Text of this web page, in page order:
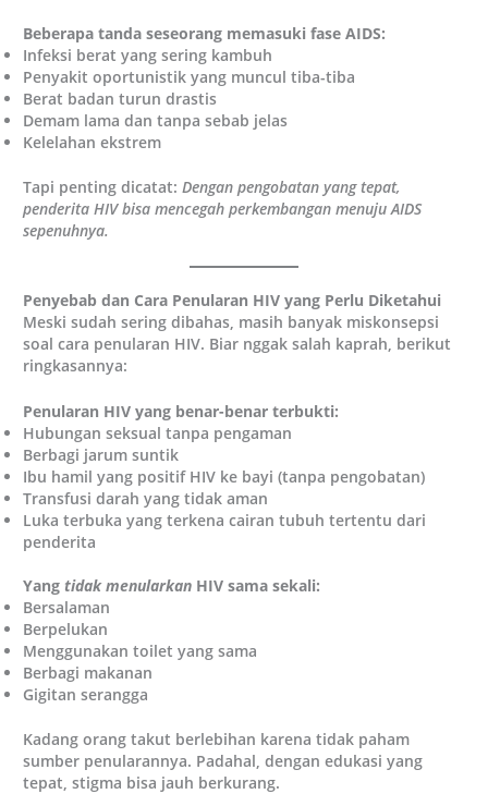
Beberapa tanda seseorang memasuki fase AIDS:
Infeksi berat yang sering kambuh
Penyakit oportunistik yang muncul tiba-tiba
Berat badan turun drastis
Demam lama dan tanpa sebab jelas
Kelelahan ekstrem
Tapi penting dicatat:Dengan pengobatan yang tepat,
penderita HIV bisa mencegah perkembangan menuju AIDS
sepenuhnya.
Penyebab dan Cara Penularan HIV yang Perlu Diketahui
Meski sudah sering dibahas, masih banyak miskonsepsi
soal cara penularan HIV. Biar nggak salah kaprah, berikut
ringkasannya:
Penularan HIV yang benar-benar terbukti:
Hubungan seksual tanpa pengaman
Berbagi jarum suntik
Ibu hamil yang positif HIV ke bayi (tanpa pengobatan)
Transfusi darah yang tidak aman
Luka terbuka yang terkena cairan tubuh tertentu dari
penderita
Yang tidak menularkan HIV sama sekali:
Bersalaman
Berpelukan
Menggunakan toilet yang sama
Berbagi makanan
Gigitan serangga
Kadang orang takut berlebihan karena tidak paham
sumber penularannya. Padahal, dengan edukasi yang
tepat, stigma bisa jauh berkurang.